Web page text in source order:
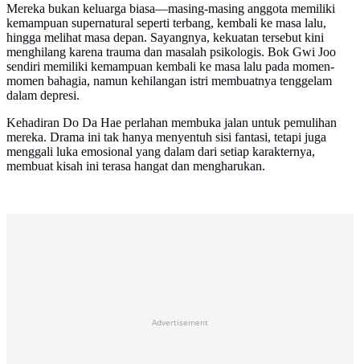
Mereka bukan keluarga biasa—masing-masing anggota memiliki
kemampuan supernatural seperti terbang, kembali ke masa lalu,
hingga melihat masa depan. Sayangnya, kekuatan tersebut kini
menghilang karena trauma dan masalah psikologis. Bok Gwi Joo
sendiri memiliki kemampuan kembali ke masa lalu pada momen-
momen bahagia, namun kehilangan istri membuatnya tenggelam
dalam depresi.
Kehadiran Do Da Hae perlahan membuka jalan untuk pemulihan
mereka. Drama ini tak hanya menyentuh sisi fantasi, tetapi juga
menggali luka emosional yang dalam dari setiap karakternya,
membuat kisah ini terasa hangat dan mengharukan.
Advertisement